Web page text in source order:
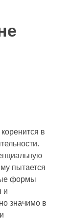
в
пытается
формы
и
значимо в